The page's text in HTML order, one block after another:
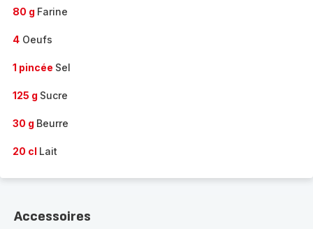
80 g Farine
4 Oeufs
1 pincée Sel
125 g Sucre
30 g Beurre
20 cl Lait
Accessoires